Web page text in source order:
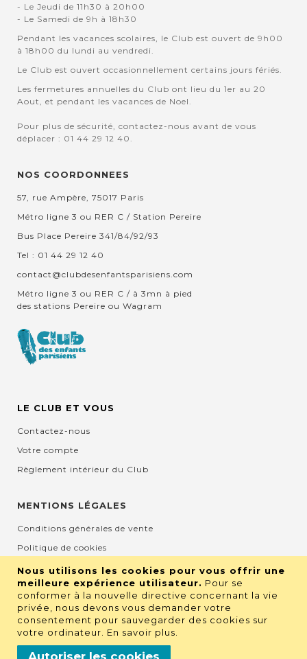
Nous utilisons les cookies pour vous offrir une
meilleure expérience utilisateur. Pour se
conformer à la nouvelle directive concernant la vie
privée, nous devons vous demander votre
consentement pour sauvegarder des cookies sur
votre ordinateur. En savoir plus
Autoriser les cookies
- Le Jeudi de 11h30 à 20h00
- Le Samedi de 9h à 18h30
Pendant les vacances scolaires, le Club est ouvert de 9h00
à 18h00 du lundi au vendredi.
Le Club est ouvert occasionnellement certains jours fériés.
Les fermetures annuelles du Club ont lieu du 1er au 20
Aout, et pendant les vacances de Noel.
Pour plus de sécurité, contactez-nous avant de vous
déplacer : 01 44 29 12 40.
NOS COORDONNEES
57, rue Ampère, 75017 Paris
Métro ligne 3 ou RER C / Station Pereire
Bus Place Pereire 341/84/92/93
Tel : 01 44 29 12 40
contact@clubdesenfantsparisiens.com
Métro ligne 3 ou RER C / à 3mn à pied
des stations Pereire ou Wagram
LE CLUB ET VOUS
Contactez-nous
Votre compte
Règlement intérieur du Club
MENTIONS LÉGALES
Conditions générales de vente
Politique de cookies
Mentions légales et CGU
Protection de la vie privée
RETROUVEZ NOUS SUR LES RÉSEAUX